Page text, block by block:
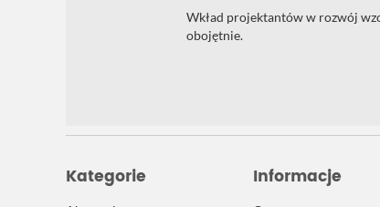
Wkład projektantów w rozwój
obojętnie.
Kategorie Informacje